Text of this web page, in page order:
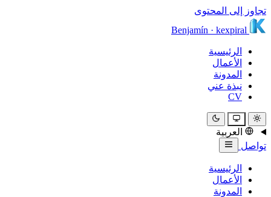
تجاوز إلى المحتوى
Benjamín · kexpiral
الرئيسية
الأعمال
المدونة
نبذة عني
CV
العربية
تواصل
الرئيسية
الأعمال
المدونة